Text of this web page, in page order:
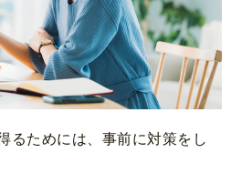
るためには、事前に対策をし